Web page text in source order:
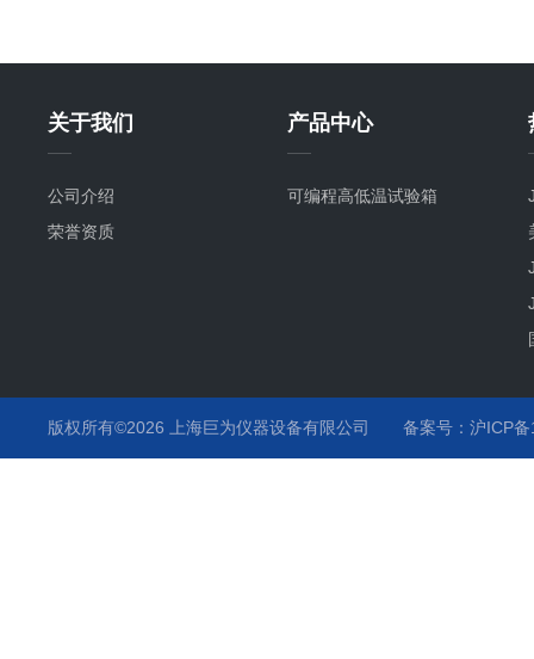
关于我们
公司介绍
荣誉资质
产品中心
可编程高低温试验箱
版权所有©2026 上海巨为仪器设备有限公司 备案号：沪ICP